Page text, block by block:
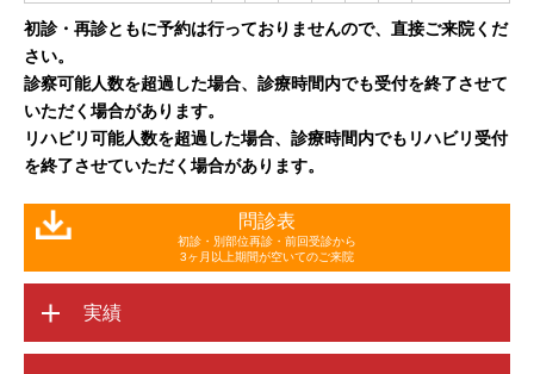
初診・再診ともに予約は行っておりませんので、直接ご来院くだ
さい。
診察可能人数を超過した場合、診療時間内でも受付を終了させて
いただく場合があります。
リハビリ可能人数を超過した場合、診療時間内でもリハビリ受付
を終了させていただく場合があります。
問診表
初診・別部位再診・前回受診から
3ヶ月以上期間が空いてのご来院
実績